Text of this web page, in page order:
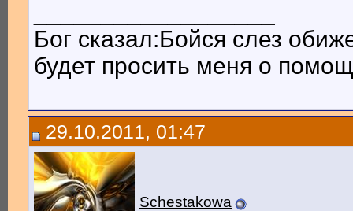
Бог сказал:Бойся слез
будет просить меня о
29.10.2011, 01:47
Schestakowa